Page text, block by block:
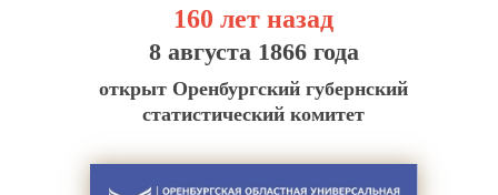
160 лет назад
8 августа 1866 года
открыт Оренбургский губернский
статистический комитет